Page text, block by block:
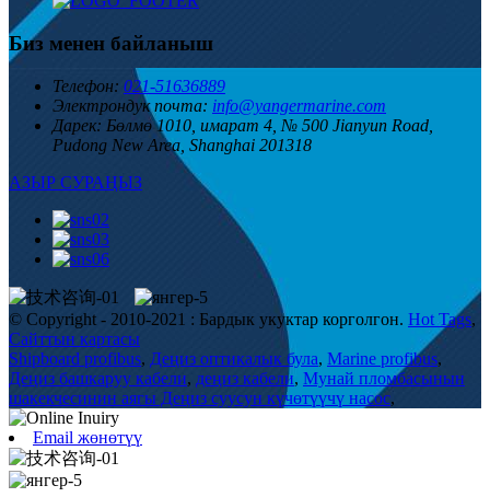
Биз менен байланыш
Телефон: 021-51636889
Электрондук почта: info@yangermarine.com
Дарек: Бөлмө 1010, имарат 4, № 500 Jianyun Road,
Pudong New Area, Shanghai 201318
АЗЫР СУРАҢЫЗ
© Copyright - 2010-2021 : Бардык укуктар корголгон. Hot Tags,
Сайттын картасы
Shipboard profibus, Деңиз оптикалык була, Marine profibus,
Деңиз башкаруу кабели, деңиз кабели, Мунай пломбасынын
шакекчесинин аягы Деңиз суусун күчөтүүчү насос,
Email жөнөтүү